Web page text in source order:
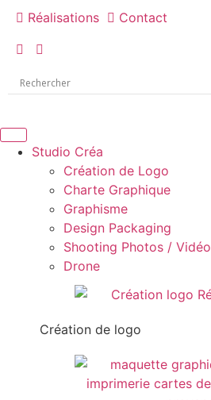
Réalisations Contact
Studio Créa
Création de Logo
Charte Graphique
Graphisme
Design Packaging
Shooting Photos / Vidéo
Drone
Création de logo